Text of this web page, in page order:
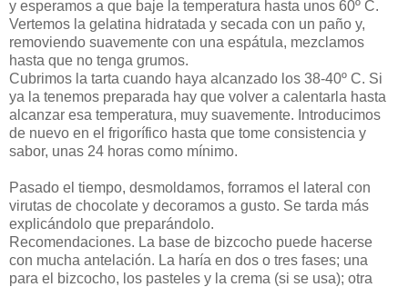
y esperamos a que baje la temperatura hasta unos 60º C.
Vertemos la gelatina hidratada y secada con un paño y,
removiendo suavemente con una espátula, mezclamos
hasta que no tenga grumos.
Cubrimos la tarta cuando haya alcanzado los 38-40º C. Si
ya la tenemos preparada hay que volver a calentarla hasta
alcanzar esa temperatura, muy suavemente. Introducimos
de nuevo en el frigorífico hasta que tome consistencia y
sabor, unas 24 horas como mínimo.
Pasado el tiempo, desmoldamos, forramos el lateral con
virutas de chocolate y decoramos a gusto. Se tarda más
explicándolo que preparándolo.
Recomendaciones. La base de bizcocho puede hacerse
con mucha antelación. La haría en dos o tres fases; una
para el bizcocho, los pasteles y la crema (si se usa); otra